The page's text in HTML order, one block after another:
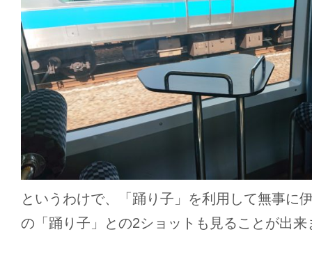
というわけで、「踊り子」を利用して無事に
の「踊り子」との2ショットも見ることが出来